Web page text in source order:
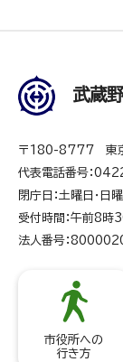
武蔵
〒180-8777 東
代表電話番号：
閉庁日：土曜日・日
受付時間：午前8時
法人番号：
市役所への
行き方